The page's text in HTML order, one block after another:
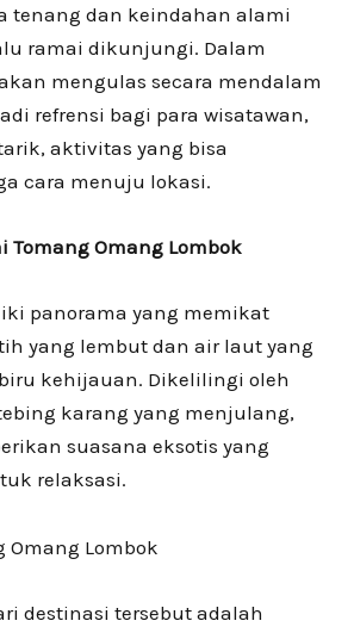
tenang dan keindahan alami
ramai dikunjungi. Dalam
mengulas secara mendalam
refrensi bagi para wisatawan,
aktivitas yang bisa
cara menuju lokasi.
Tomang Omang Lombok
panorama yang memikat
yang lembut dan air laut yang
kehijauan. Dikelilingi oleh
karang yang menjulang,
suasana eksotis yang
relaksasi.
destinasi tersebut adalah